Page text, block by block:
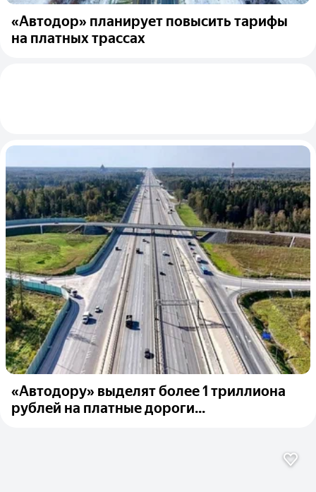
«Автодор» планирует повысить тарифы
на платных трассах
«Автодору» выделят более 1 триллиона
рублей на платные дороги...